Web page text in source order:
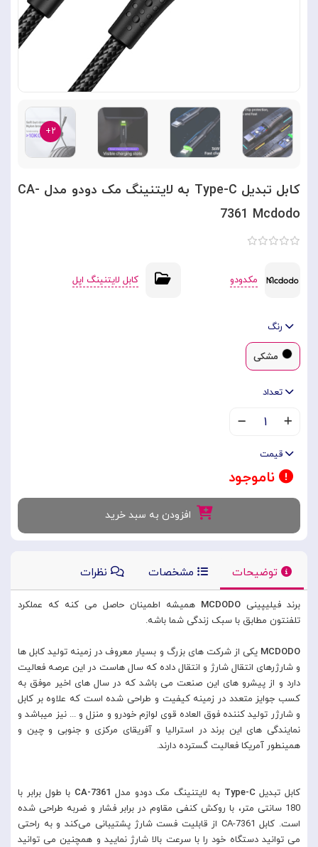
۲+
کابل تبدیل Type-C به لایتنینگ مک دودو مدل CA-
7361 Mcdodo
مکدودو کابل لایتنینگ اپل
رنگ
مشکی
تعداد
۱
قیمت
ناموجود
افزودن به سبد خرید
توضیحات مشخصات نظرات
برند فیلیپینی MCDODO همیشه اطمینان حاصل می کنه که عملکرد
تلفنتون مطابق با سبک زندگی شما باشه.
MCDODO یکی از شرکت های بزرگ و بسیار معروف در زمینه تولید کابل ها
و شارژرهای انتقال شارژ و انتقال داده که سال هاست در این عرصه فعالیت
دارد و از پیشرو های این صنعت می باشد که در سال های اخیر موفق به
کسب جوایز متعدد در زمینه کیفیت و طراحی شده است که علاوه بر کابل
و شارژر تولید کننده فوق العاده قوی لوازم خودرو و منزل و ... نیز میباشد و
نمایندگی های این برند در استرالیا و آفریقای مرکزی و جنوبی و چین و
همینطور آمریکا فعالیت گسترده دارند.
کابل تبدیل Type-C به لایتنینگ مک دودو مدل CA-7361 با طول برابر با
180 سانتی متر، با روکش کنفی مقاوم در برابر فشار و ضربه طراحی شده
است. کابل CA-7361 از قابلیت فست شارژ پشتیبانی می‌کند و به راحتی
می توانید دستگاه خود را با سرعت بالا شارژ نمایید و همچنین می توانید